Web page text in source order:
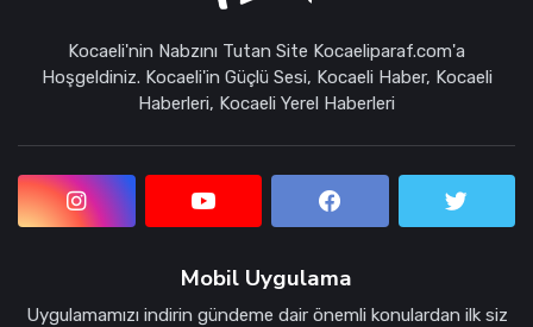
Kocaeli'nin Nabzını Tutan Site Kocaeliparaf.com'a
Hoşgeldiniz. Kocaeli'in Güçlü Sesi, Kocaeli Haber, Kocaeli
Haberleri, Kocaeli Yerel Haberleri
Mobil Uygulama
Uygulamamızı indirin gündeme dair önemli konulardan ilk siz